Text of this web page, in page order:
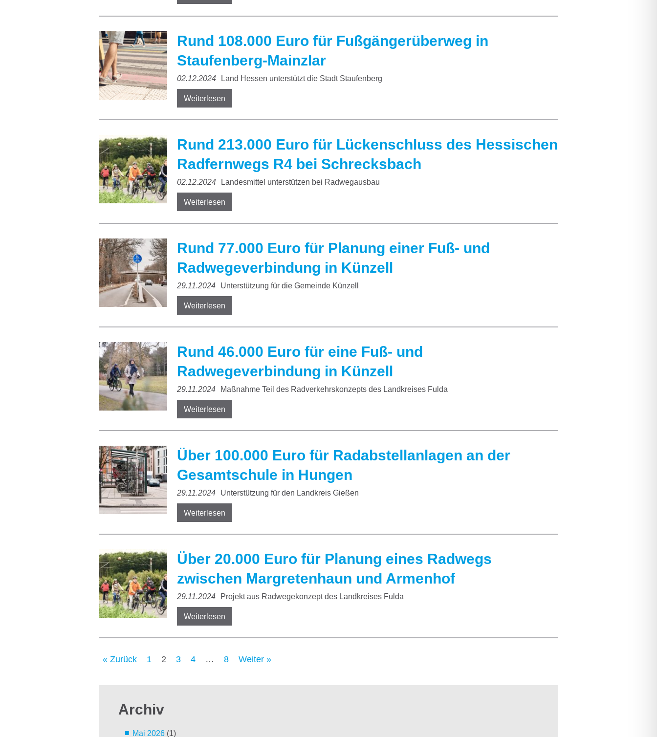
Rund 108.000 Euro für Fußgängerüberweg in
Staufenberg-Mainzlar
02.12.2024 Land Hessen unterstützt die Stadt Staufenberg
Weiterlesen
Rund 213.000 Euro für Lückenschluss des Hessischen
Radfernwegs R4 bei Schrecksbach
02.12.2024 Landesmittel unterstützen bei Radwegausbau
Weiterlesen
Rund 77.000 Euro für Planung einer Fuß- und
Radwegeverbindung in Künzell
29.11.2024 Unterstützung für die Gemeinde Künzell
Weiterlesen
Rund 46.000 Euro für eine Fuß- und
Radwegeverbindung in Künzell
29.11.2024 Maßnahme Teil des Radverkehrskonzepts des Landkreises Fulda
Weiterlesen
Über 100.000 Euro für Radabstellanlagen an der
Gesamtschule in Hungen
29.11.2024 Unterstützung für den Landkreis Gießen
Weiterlesen
Über 20.000 Euro für Planung eines Radwegs
zwischen Margretenhaun und Armenhof
29.11.2024 Projekt aus Radwegekonzept des Landkreises Fulda
Weiterlesen
« Zurück 1 2 3 4 … 8 Weiter »
Archiv
Mai 2026(1)